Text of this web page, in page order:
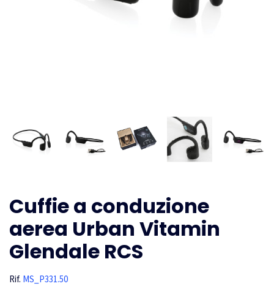
Cuffie a conduzione
aerea Urban Vitamin
Glendale RCS
Rif. MS_P331.50